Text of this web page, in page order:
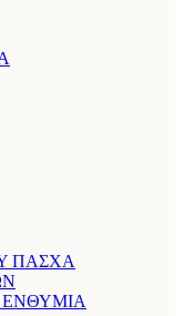
ΠΑΣΧΑ
ΕΝΘΥΜΙΑ